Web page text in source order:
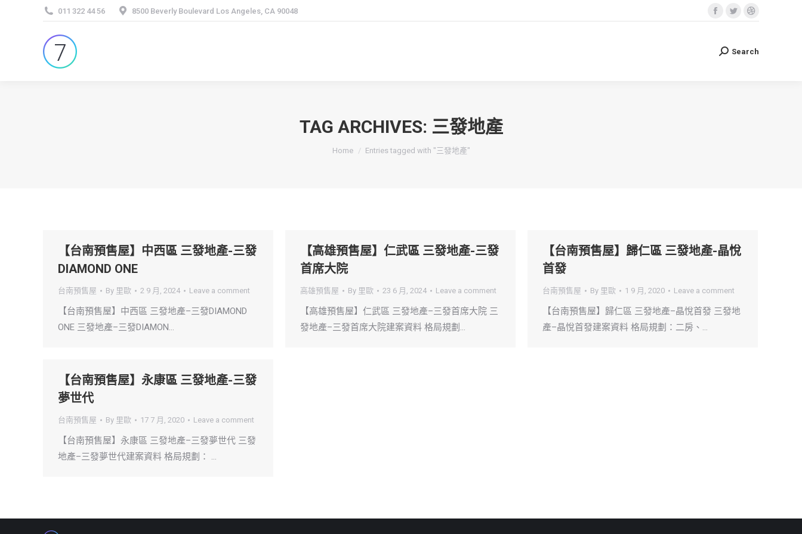
011 322 44 56 8500 Beverly Boulevard Los Angeles, CA 90048
Facebook
opens
Twitter
opens
Dribbble
opens
Search:
Search
TAG ARCHIVES: 三發地產
You are here:
Home Entries tagged with "三發地產"
【台南預售屋】中西區 三發地產-三發
DIAMOND ONE
台南預售屋 By 里歐 2 9 月, 2024 Leave a comment
【台南預售屋】中西區 三發地產–三發DIAMOND
ONE 三發地產–三發DIAMON…
【高雄預售屋】仁武區 三發地產-三發
首席大院
高雄預售屋 By 里歐 23 6 月, 2024 Leave a comment
【高雄預售屋】仁武區 三發地產–三發首席大院 三
發地產–三發首席大院建案資料 格局規劃…
【台南預售屋】歸仁區 三發地產-晶悅
首發
台南預售屋 By 里歐 1 9 月, 2020 Leave a comment
【台南預售屋】歸仁區 三發地產–晶悅首發 三發地
產–晶悅首發建案資料 格局規劃：二房、…
【台南預售屋】永康區 三發地產-三發
夢世代
台南預售屋 By 里歐 17 7 月, 2020 Leave a comment
【台南預售屋】永康區 三發地產–三發夢世代 三發
地產–三發夢世代建案資料 格局規劃： …
Search:
Search